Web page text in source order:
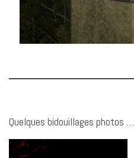
Quelques bidouillages photos …